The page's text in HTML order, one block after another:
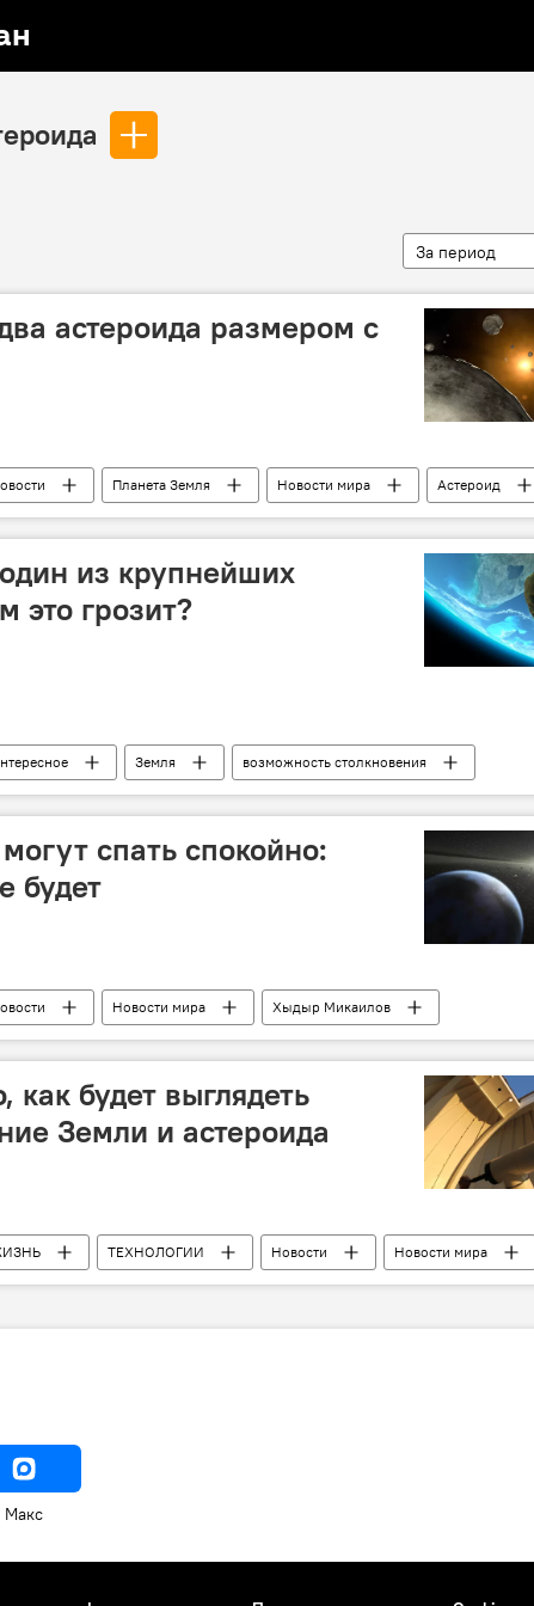
За период
астероида размером с
Планета Земля Новости мира
Астероид
Космос Вселенная возможность столкновения
из крупнейших
это грозит?
Земля
возможность столкновения
спать спокойно:
будет
Новости мира
Хыдыр Микаилов
имени Насреддина Туси
армагеддон
как будет выглядеть
Земли и астероида
ТЕХНОЛОГИИ Новости
Новости мира
Аэрокосмическое агентство США
Макс